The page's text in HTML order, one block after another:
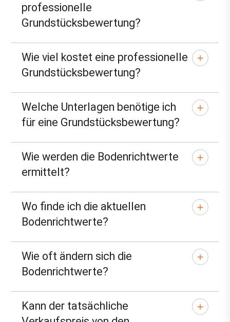
professionelle
Grundstücksbewertung?
Wie viel kostet eine professionelle
Grundstücksbewertung?
Welche Unterlagen benötige ich
für eine Grundstücksbewertung?
Wie werden die Bodenrichtwerte
ermittelt?
Wo finde ich die aktuellen
Bodenrichtwerte?
Wie oft ändern sich die
Bodenrichtwerte?
Kann der tatsächliche